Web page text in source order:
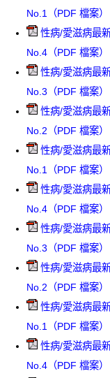
No.1（PDF 檔案）
性病/愛滋病最
No.4（PDF 檔案）
性病/愛滋病最
No.3（PDF 檔案）
性病/愛滋病最
No.2（PDF 檔案）
性病/愛滋病最
No.1（PDF 檔案）
性病/愛滋病最
No.4（PDF 檔案）
性病/愛滋病最
No.3（PDF 檔案）
性病/愛滋病最
No.2（PDF 檔案）
性病/愛滋病最
No.1（PDF 檔案）
性病/愛滋病最
No.4（PDF 檔案）